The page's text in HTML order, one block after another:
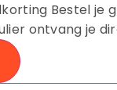
Bestel je
ontvang je